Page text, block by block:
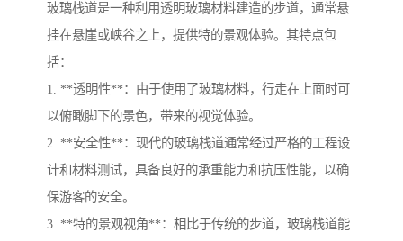
玻璃栈道是一种利用透明玻璃材料建造的步道，通常悬
挂在悬崖或峡谷之上，提供特的景观体验。其特点包
括：
1. **透明性**：由于使用了玻璃材料，行走在上面时可
以俯瞰脚下的景色，带来的视觉体验。
2. **安全性**：现代的玻璃栈道通常经过严格的工程设
计和材料测试，具备良好的承重能力和抗压性能，以确
保游客的安全。
3. **特的景观视角**：相比于传统的步道，玻璃栈道能